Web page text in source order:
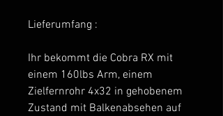
Lieferumfang :
Ihr bekommt die Cobra RX mit
einem 160lbs Arm, einem
Zielfernrohr 4x32 in gehobenem
Zustand mit Balkenabsehen auf